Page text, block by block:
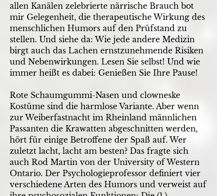
allen Kanälen zelebrierte närrische Brauch bot
mir Gelegenheit, die therapeutische Wirkung des
menschlichen Humors auf den Prüfstand zu
stellen. Und siehe da: Wie jede andere Medizin
birgt auch das Lachen ernstzunehmende Risiken
und Nebenwirkungen. Lesen Sie selbst! Und wie
immer heißt es dabei: Genießen Sie Ihre Pause!
Rote Schaumgummi-Nasen und clowneske
Kostüme sind die harmlose Variante. Aber wenn
zur Weiberfastnacht im Rheinland männlichen
Passanten die Krawatten abgeschnitten werden,
hört für einige Betroffene der Spaß auf. Wer
zuletzt lacht, lacht am besten? Das fragte sich
auch Rod Martin von der University of Western
Ontario. Der Psychologieprofessor definiert vier
verschiedene Arten des Humors und verweist auf